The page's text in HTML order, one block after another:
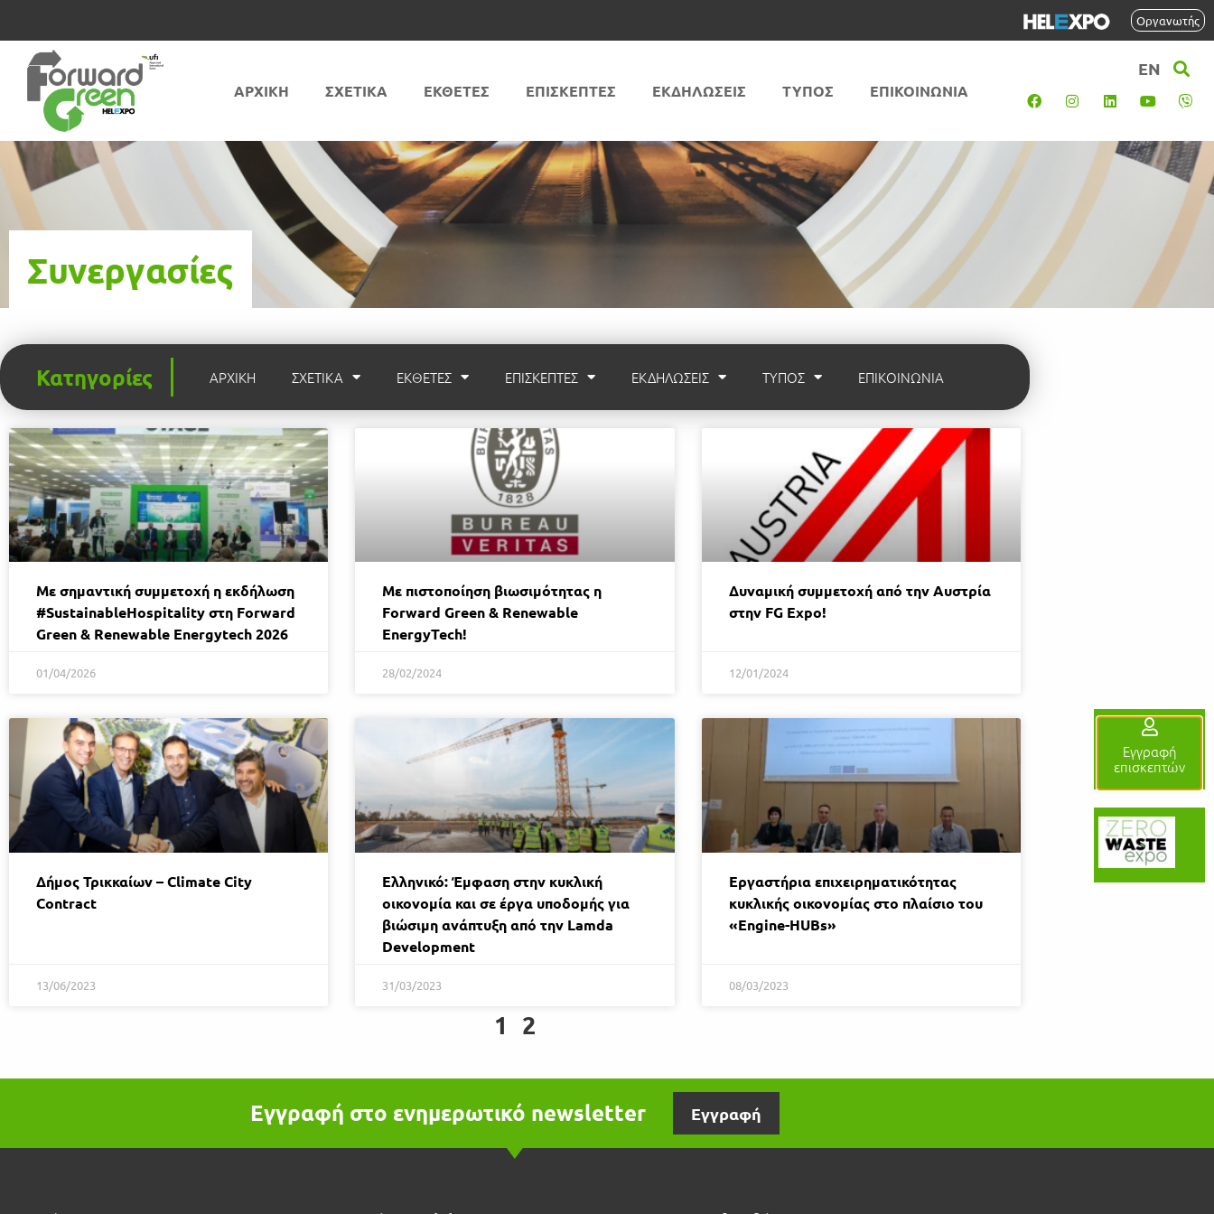
Οργανωτής
ΑΡΧΙΚΗ ΣΧΕΤΙΚΑ ΕΚΘΕΤΕΣ ΕΠΙΣΚΕΠΤΕΣ ΕΚΔΗΛΩΣΕΙΣ ΤΥΠΟΣ ΕΠΙΚΟΙΝΩΝΙΑ
EN
Συνεργασίες
Κατηγορίες ΑΡΧΙΚΗ ΣΧΕΤΙΚΑ ΕΚΘΕΤΕΣ ΕΠΙΣΚΕΠΤΕΣ ΕΚΔΗΛΩΣΕΙΣ ΤΥΠΟΣ ΕΠΙΚΟΙΝΩΝΙΑ
Με σημαντική συμμετοχή η εκδήλωση
#SustainableHospitality στη Forward
Green & Renewable Energytech 2026
01/04/2026
Με πιστοποίηση βιωσιμότητας η
Forward Green & Renewable
EnergyTech!
28/02/2024
Δυναμική συμμετοχή από την Αυστρία
στην FG Expo!
12/01/2024
Δήμος Τρικκαίων – Climate City
Contract
13/06/2023
Ελληνικό: Έμφαση στην κυκλική
οικονομία και σε έργα υποδομής για
βιώσιμη ανάπτυξη από την Lamda
Development
31/03/2023
Εργαστήρια επιχειρηματικότητας
κυκλικής οικονομίας στο πλαίσιο του
«Engine-HUBs»
08/03/2023
1 2
Εγγραφή στο ενημερωτικό newsletter Εγγραφή
Εγγραφή
επισκεπτών